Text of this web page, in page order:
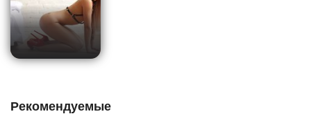
Рекомендуемые